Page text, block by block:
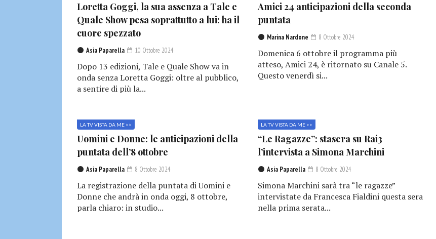
Loretta Goggi, la sua assenza a Tale e
Quale Show pesa soprattutto a lui: ha il
cuore spezzato
Asia Paparella 10 Ottobre 2024
Dopo 13 edizioni, Tale e Quale Show va in
onda senza Loretta Goggi: oltre al pubblico,
a sentire di più la...
Amici 24 anticipazioni della seconda
puntata
Marina Nardone 8 Ottobre 2024
Domenica 6 ottobre il programma più
atteso, Amici 24, è ritornato su Canale 5.
Questo venerdì si...
LA TV VISTA DA ME >>
Uomini e Donne: le anticipazioni della
puntata dell’8 ottobre
Asia Paparella 8 Ottobre 2024
La registrazione della puntata di Uomini e
Donne che andrà in onda oggi, 8 ottobre,
parla chiaro: in studio...
LA TV VISTA DA ME >>
“Le Ragazze”: stasera su Rai3
l’intervista a Simona Marchini
Asia Paparella 8 Ottobre 2024
Simona Marchini sarà tra “le ragazze”
intervistate da Francesca Fialdini questa sera
nella prima serata...